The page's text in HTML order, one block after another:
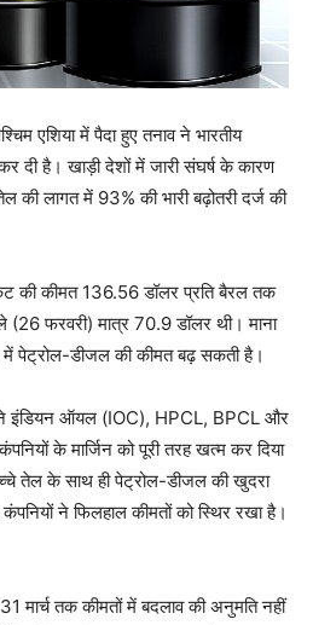
एशिया में पैदा हुए तनाव ने भारतीय
दी है। खाड़ी देशों में जारी संघर्ष के कारण
की लागत में 93% की भारी बढ़ोतरी दर्ज की
की कीमत 136.56 डॉलर प्रति बैरल तक
फरवरी) मात्र 70.9 डॉलर थी। माना
में पेट्रोल-डीजल की कीमत बढ़ सकती है।
इंडियन ऑयल (IOC), HPCL, BPCL और
के मार्जिन को पूरी तरह खत्म कर दिया
तेल के साथ ही पेट्रोल-डीजल की खुदरा
ने फिलहाल कीमतों को स्थिर रखा है।
मार्च तक कीमतों में बदलाव की अनुमति नहीं